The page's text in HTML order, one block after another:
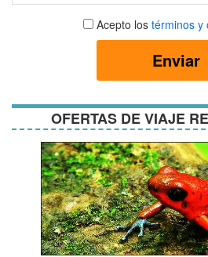
Aceptar
términos
Acepto los términos y
Enviar
OFERTAS DE VIAJE